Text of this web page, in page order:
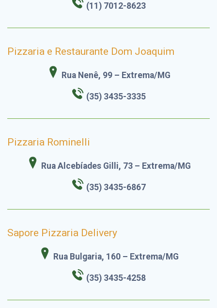
(11) 7012-8623
Pizzaria e Restaurante Dom Joaquim
Rua Nenê, 99 – Extrema/MG
(35) 3435-3335
Pizzaria Rominelli
Rua Alcebíades Gilli, 73 – Extrema/MG
(35) 3435-6867
Sapore Pizzaria Delivery
Rua Bulgaria, 160 – Extrema/MG
(35) 3435-4258